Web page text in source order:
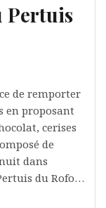
Pertuis
de remporter
en proposant
cerises
de
dans
du Rofo…